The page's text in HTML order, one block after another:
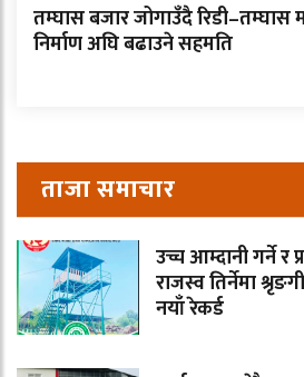
तम्घास बजार जोगाउँदै रिडी–तम्घास
निर्माण अघि बढाउने सहमति
ताजा समाचार
उच्च आम्दानी गर्ने र
राजस्व तिर्नेमा
नयाँ रेकर्ड